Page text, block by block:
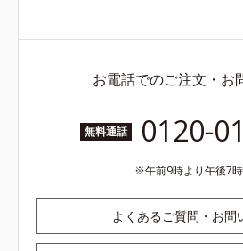
お電話でのご注文・お
無料通話 0120-
午前9時より午後7
よくあるご質問・お問